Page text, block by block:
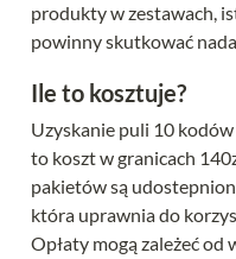
produkty w zestawach,
powinny skutkować
Ile to kosztuje?
Uzyskanie puli 10
to koszt w granicach
pakietów są
która uprawnia do
Opłaty mogą zależeć